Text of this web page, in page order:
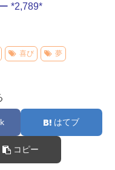
*2,789*
喜び
夢
はてブ
コピー